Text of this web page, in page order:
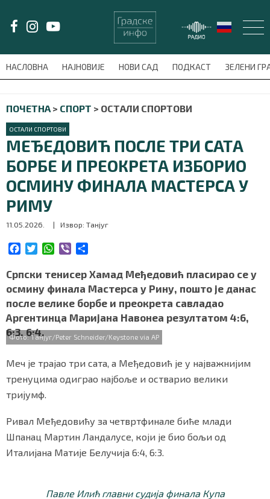
НАСЛОВНА НАЈНОВИЈЕ НОВИ САД ПОДКАСТ ЗЕЛЕНИ
meni'); $this_item = current( wp_filter_object_list(
ПОЧЕТНА > СПОРТ > ОСТАЛИ СПОРТОВИ
ОСТАЛИ СПОРТОВИ
МЕЂЕДОВИЋ ПОСЛЕ ТРИ САТА
БОРБЕ И ПРЕОКРЕТА ИЗБОРИО
ОСМИНУ ФИНАЛА МАСТЕРСА У
РИМУ
11.05.2026. | Извор: Танјуг
c
e
b
o
o
k
i
t
t
e
r
W
a
t
s
A
p
p
b
e
r
a
r
e
Српски тенисер Хамад Међедовић пласирао се у
осмину финала Мастерса у Рину, пошто је данас
после велике борбе и преокрета савладао
Аргентинца Маријана Навонеа резултатом 4:6,
6:3, 6:4.
Фото: Танјуг/Peter Schneider/Keystone via AP
Меч је трајао три сата, а Међедовић је у најважнијим
тренуцима одиграо најбоље и остварио велики
тријумф.
Ривал Међедовићу за четвртфинале биће млади
Шпанац Мартин Ландалусе, који је био бољи од
Италијана Матије Белучија 6:4, 6:3.
Павле Илић главни судија финала Купа
LAT/ЋИР
НАСЛОВНА
НАЈНОВИЈЕ
НОВИ САД
ПОДКАСТ
ЗЕЛЕНИ ГРАД
ВИДЕО
СПЕЦИЈАЛИ
БЛОГ
СРБИЈА
СВЕТ
ЖИВОТ И СТИЛ
СПОРТ
БИЗНИС